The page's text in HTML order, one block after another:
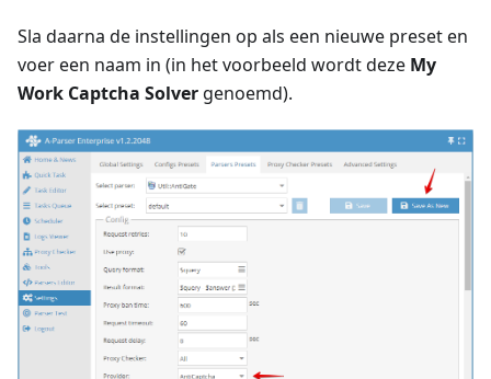
Sla daarna de instellingen op als een nieuwe preset en
voer een naam in (in het voorbeeld wordt deze My
Work Captcha Solver genoemd).